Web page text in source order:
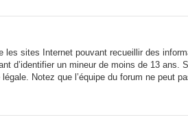
les sites Internet pouvant recueillir des
d’identifier un mineur de moins de 13 ans.
Notez que l’équipe du forum ne peut